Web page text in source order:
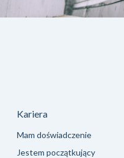
Kariera
Mam doświadczenie
Jestem początkujący